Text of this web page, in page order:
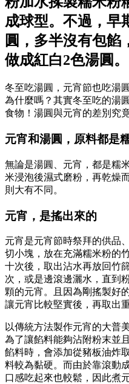
成球型。不過，早
圓，多半沒有包餡
做成紅白2色湯圓。
冬至吃湯圓，元宵節也吃湯
為什麼嗎？其實冬至吃的湯
食物！湯圓與元宵的差別究
元宵和湯圓，原料都是
無論是湯圓、元宵，都是糯
米浸泡後濕式磨粉，再乾燥
則大有不同。
元宵，是搖出來的
元宵是元宵節時祭拜的供品
切小塊，放在充滿糯米粉的
十次後，取出沾水再放回竹
次，或是邊滾邊灑水，直到
顆的元宵。且因為剛搖製好
讓元宵比較堅實後，再取出
以傳統方法製作元宵的大普
為了讓餡料能夠沾附粉末並
餡料時，會添加從豬板油炸
料較為黏硬。而由於靠滾動
口感吃起來也較鬆，因此煮